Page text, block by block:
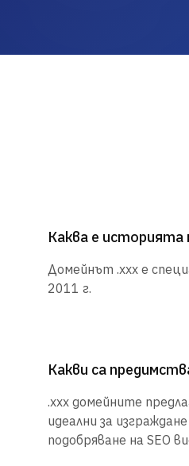
Каква е историята
Домейнът .xxx е
2011 г.
Какви са
.xxx домейните
идеални за
подобряване на SEO